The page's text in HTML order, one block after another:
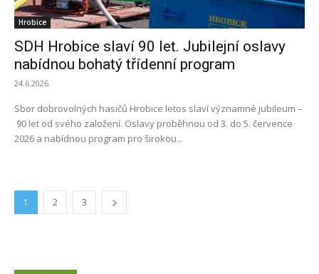
Hrobice
SDH Hrobice slaví 90 let. Jubilejní oslavy
nabídnou bohatý třídenní program
24.6.2026
Sbor dobrovolných hasičů Hrobice letos slaví významné jubileum –
90 let od svého založení. Oslavy proběhnou od 3. do 5. července
2026 a nabídnou program pro širokou...
1 2 3